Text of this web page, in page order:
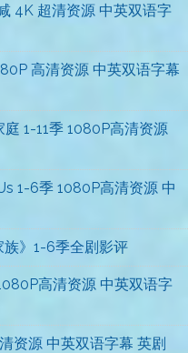
4K 超清资源 中英双语字
高清资源 中英双语字幕
1-11季 1080P高清资源
1-6季 1080P高清资源 中
》1-6季全剧影评
高清资源 中英双语字
资源 中英双语字幕 英剧